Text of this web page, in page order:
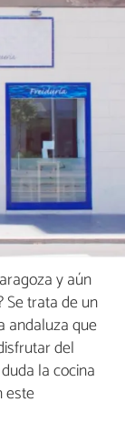
y aún
Se trata de un
andaluza que
del
la cocina
este